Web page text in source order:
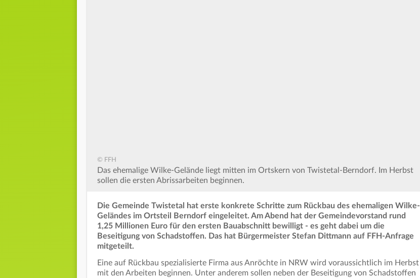
© FFH
Das ehemalige Wilke-Gelände liegt mitten im Ortskern von Twistetal-Berndorf. Im Herbst
sollen die ersten Abrissarbeiten beginnen.
Die Gemeinde Twistetal hat erste konkrete Schritte zum Rückbau des ehemaligen Wilke-
Geländes im Ortsteil Berndorf eingeleitet. Am Abend hat der Gemeindevorstand rund
1,25 Millionen Euro für den ersten Bauabschnitt bewilligt - es geht dabei um die
Beseitigung von Schadstoffen. Das hat Bürgermeister Stefan Dittmann auf FFH-Anfrage
mitgeteilt.
Eine auf Rückbau spezialisierte Firma aus Anröchte in NRW wird voraussichtlich im Herbst
mit den Arbeiten beginnen. Unter anderem sollen neben der Beseitigung von Schadstoffen